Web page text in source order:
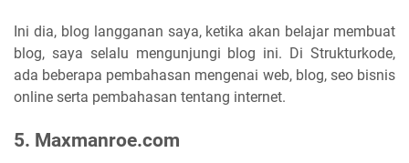
Ini dia, blog langganan saya, ketika akan belajar membuat
blog, saya selalu mengunjungi blog ini. Di Strukturkode,
ada beberapa pembahasan mengenai web, blog, seo bisnis
online serta pembahasan tentang internet.
5. Maxmanroe.com